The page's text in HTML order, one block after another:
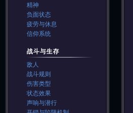
精神
负面状态
疲劳与休息
信仰系统
战斗与生存
敌人
战斗规则
伤害类型
状态效果
声响与潜行